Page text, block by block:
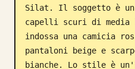
Aggiornamenti
Silat. Il soggetto è un
capelli scuri di media
indossa una camicia
pantaloni beige e
bianche. Lo stile è